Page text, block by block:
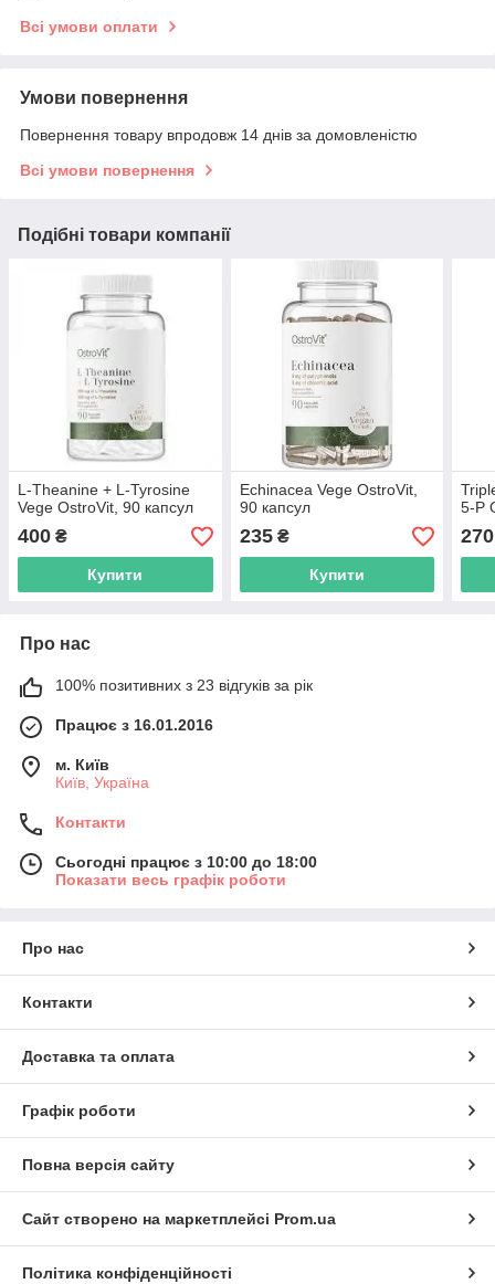
Всі умови оплати
Умови повернення
Повернення товару впродовж 14 днів за домовленістю
Всі умови повернення
Подібні товари компанії
L-Theanine + L-Tyrosine
Vege OstroVit, 90 капсул
400 ₴
Купити
Echinacea Vege OstroVit,
90 капсул
235₴
Купити
5-P
270
Про нас
100% позитивних з 23 відгуків за рік
Працює з 16.01.2016
м. Київ
Київ, Україна
Контакти
Сьогодні працює з 10:00 до 18:00
Показати весь графік роботи
Про нас
Контакти
Доставка та оплата
Графік роботи
Повна версія сайту
Сайт створено на маркетплейсі Prom.ua
Політика конфіденційності